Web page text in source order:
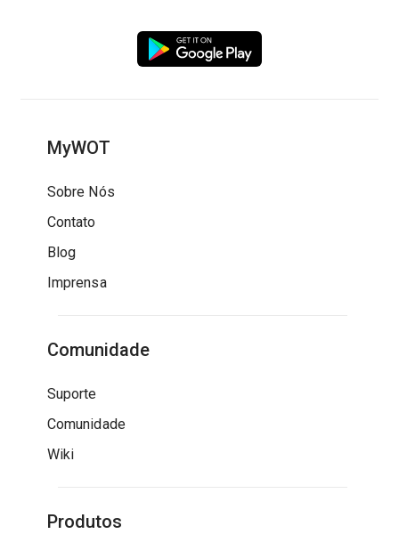
MyWOT
Sobre Nós
Contato
Blog
Imprensa
Comunidade
Suporte
Comunidade
Wiki
Produtos